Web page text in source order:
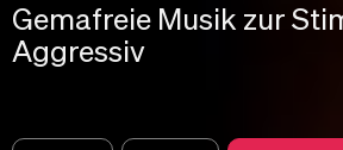
Gemafreie Musik zur
Aggressiv